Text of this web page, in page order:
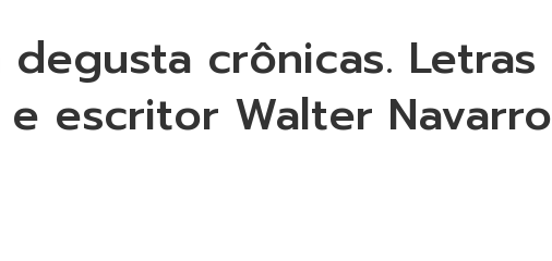
crônicas. Letras
escritor Walter Navarro